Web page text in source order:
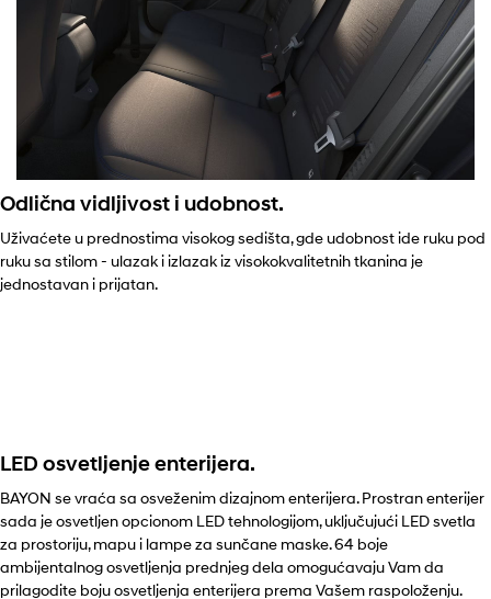
Odlična vidljivost i udobnost.
Uživaćete u prednostima visokog sedišta, gde udobnost ide ruku pod
ruku sa stilom - ulazak i izlazak iz visokokvalitetnih tkanina je
jednostavan i prijatan.
LED osvetljenje enterijera.
BAYON se vraća sa osveženim dizajnom enterijera. Prostran enterijer
sada je osvetljen opcionom LED tehnologijom, uključujući LED svetla
za prostoriju, mapu i lampe za sunčane maske. 64 boje
ambijentalnog osvetljenja prednjeg dela omogućavaju Vam da
prilagodite boju osvetljenja enterijera prema Vašem raspoloženju.